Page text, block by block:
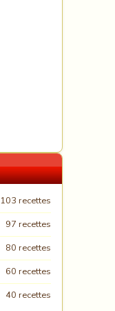
103 recettes
97 recettes
80 recettes
60 recettes
40 recettes